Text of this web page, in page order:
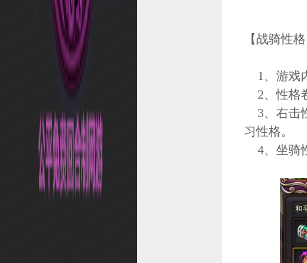
【战骑性
1、游戏
2、性格
3、右击
习性格。
4、坐骑